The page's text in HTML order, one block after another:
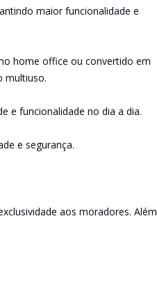
maior funcionalidade e
home office ou convertido em
multiuso.
e funcionalidade no dia a dia.
e segurança.
aos moradores. Além